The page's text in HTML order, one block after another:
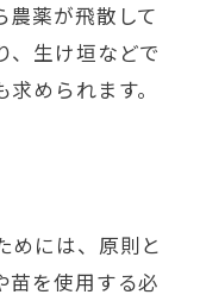
農薬が飛散して
、生け垣などで
められます。
めには、原則と
苗を使用する必